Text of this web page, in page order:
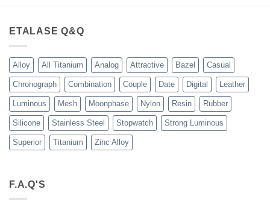
ETALASE Q&Q
Alloy All Titanium Analog Attractive Bazel Casual
Chronograph Combination Couple Date Digital Leather
Luminous Mesh Moonphase Nylon Resin Rubber
Silicone Stainless Steel Stopwatch Strong Luminous
Superior Titanium Zinc Alloy
F.A.Q'S